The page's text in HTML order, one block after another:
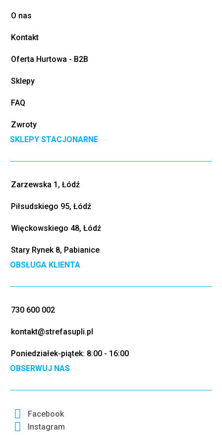
O nas
Kontakt
Oferta Hurtowa - B2B
Sklepy
FAQ
Zwroty
SKLEPY STACJONARNE
Zarzewska 1, Łódź
Piłsudskiego 95, Łódź
Więckowskiego 48, Łódź
Stary Rynek 8, Pabianice
OBSŁUGA KLIENTA
730 600 002
kontakt@strefasupli.pl
Poniedziałek-piątek: 8:00 - 16:00
OBSERWUJ NAS
Facebook
Instagram